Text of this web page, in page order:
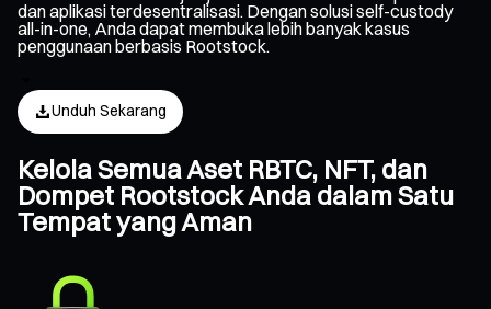
dan aplikasi terdesentralisasi. Dengan solusi self-custody
all-in-one, Anda dapat membuka lebih banyak kasus
penggunaan berbasis Rootstock.
Unduh Sekarang
Kelola Semua Aset RBTC, NFT, dan
Dompet Rootstock Anda dalam Satu
Tempat yang Aman